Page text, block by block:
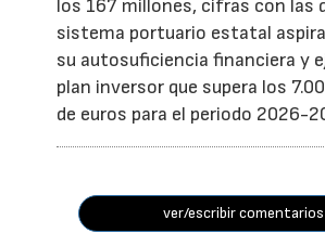
los 167 millones, cifras con las
sistema portuario estatal
su autosuficiencia financiera y
plan inversor que supera los
de euros para el periodo 2026-
ver/escribir comentarios